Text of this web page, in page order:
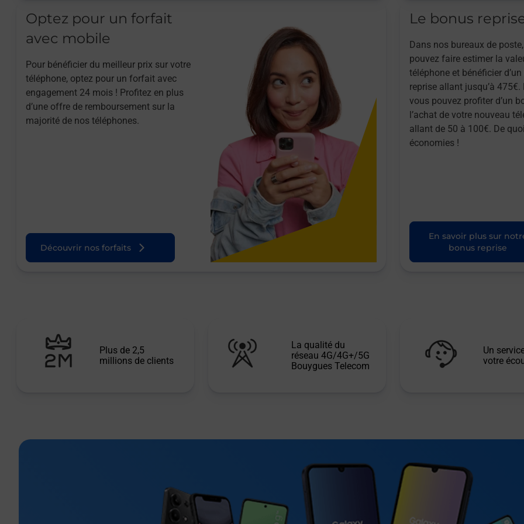
Optez pour un forfait
avec mobile
Pour bénéficier du meilleur prix sur votre
téléphone, optez pour un forfait avec
engagement 24 mois ! Profitez en plus
d’une offre de remboursement sur la
majorité de nos téléphones.
Découvrir nos forfaits
Le bonus
Dans nos bureaux de
pouvez faire estimer la
téléphone et bénéficier
reprise allant jusqu’à 475€.
vous pouvez profiter d’un
l’achat de votre nouveau
allant de 50 à 100€. De
économies !
En savoir plus sur
bonus reprise
Plus de 2,5
millions de clients
La qualité du
réseau 4G/4G+/5G
Bouygues Telecom
Un
votre